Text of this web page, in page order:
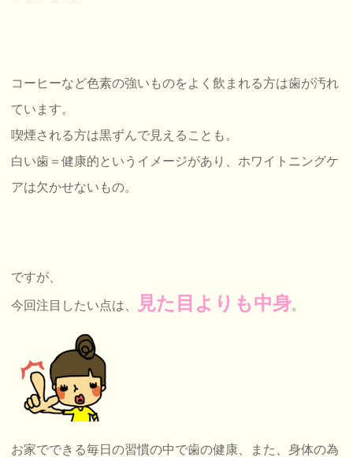
コーヒーなど色素の強いものをよく飲まれる方は歯が汚れ
ています。
喫煙される方は黒ずんで見えることも。
白い歯＝健康的というイメージがあり、ホワイトニングケ
アは欠かせないもの。
ですが、
今回注目したい点は、 見た目よりも中身。
お家でできる毎日の習慣の中で歯の健康、また、身体の為